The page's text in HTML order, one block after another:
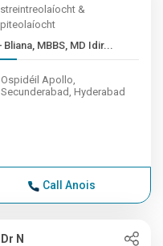
&
Bliana, MBBS, MD Idir...
Ospidéil Apollo,
Secunderabad, Hyderabad
Call Anois
N